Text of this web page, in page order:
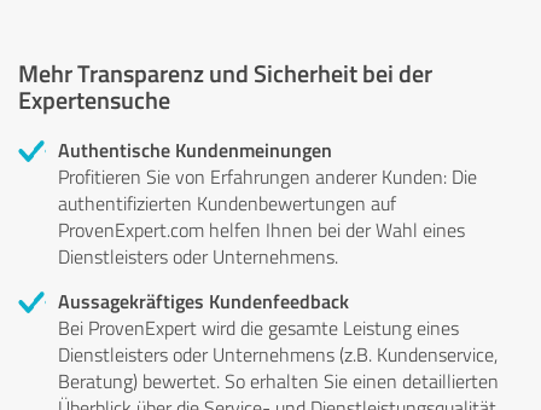
Mehr Transparenz und Sicherheit bei der
Expertensuche
Authentische Kundenmeinungen
Profitieren Sie von Erfahrungen anderer Kunden: Die
authentifizierten Kundenbewertungen auf
ProvenExpert.com helfen Ihnen bei der Wahl eines
Dienstleisters oder Unternehmens.
Aussagekräftiges Kundenfeedback
Bei ProvenExpert wird die gesamte Leistung eines
Dienstleisters oder Unternehmens (z.B. Kundenservice,
Beratung) bewertet. So erhalten Sie einen detaillierten